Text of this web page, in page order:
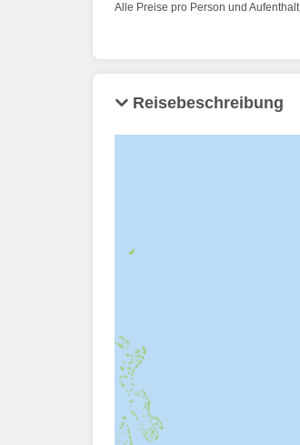
Alle Preise pro Person und Aufenthalt
Reisebeschreibung